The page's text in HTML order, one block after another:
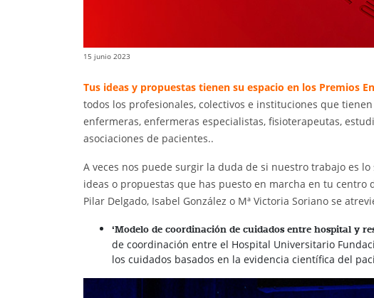
15 junio 2023
Tus ideas y propuestas tienen su espacio en los Premios
todos los profesionales, colectivos e instituciones que
enfermeras, enfermeras especialistas, fisioterapeutas,
asociaciones de pacientes..
A veces nos puede surgir la duda de si nuestro trabajo es lo
ideas o propuestas que has puesto en marcha en tu centro
Pilar Delgado, Isabel González o Mª Victoria Soriano se
‘Modelo de coordinación de cuidados entre hospital y
de coordinación entre el Hospital Universitario
los cuidados basados en la evidencia científica del